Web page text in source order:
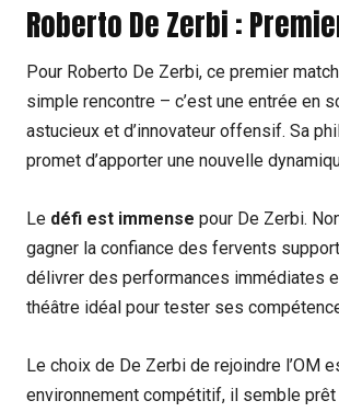
Roberto De Zerbi :
Pour Roberto De Zerbi, ce premier
simple rencontre – c’est une entrée en
astucieux et d’innovateur offensif. Sa
promet d’apporter une nouvelle
Le défi est immense pour De Zerbi.
gagner la confiance des fervents
délivrer des performances immédiates
théâtre idéal pour tester ses
Le choix de De Zerbi de rejoindre l’OM
environnement compétitif, il semble